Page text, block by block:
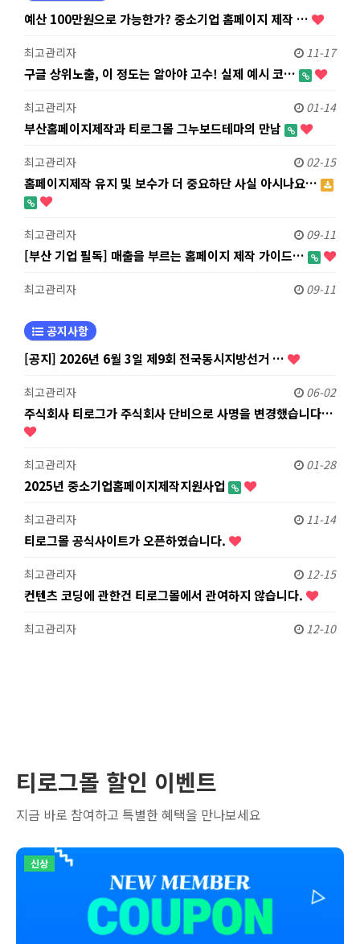
예산 100만원으로 가능한가? 중소기업 홈페이지 제작 …
최고관리자 11-17
구글 상위노출, 이 정도는 알아야 고수! 실제 예시 코…
최고관리자 01-14
부산홈페이지제작과 티로그몰 그누보드테마의 만남
최고관리자 02-15
홈페이지제작 유지 및 보수가 더 중요하단 사실 아시나요…
최고관리자 09-11
[부산 기업 필독] 매출을 부르는 홈페이지 제작 가이드…
최고관리자 09-11
공지사항
[공지] 2026년 6월 3일 제9회 전국동시지방선거 …
최고관리자 06-02
주식회사 티로그가 주식회사 단비으로 사명을 변경했습니다…
최고관리자 01-28
2025년 중소기업홈페이지제작지원사업
최고관리자 11-14
티로그몰 공식사이트가 오픈하였습니다.
최고관리자 12-15
컨텐츠 코딩에 관한건 티로그몰에서 관여하지 않습니다.
최고관리자 12-10
티로그몰 할인 이벤트
지금 바로 참여하고 특별한 혜택을 만나보세요
신상